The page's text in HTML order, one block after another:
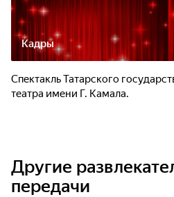
Кадры
Спектакль Татарского
театра имени Г. Камала.
Другие
передачи